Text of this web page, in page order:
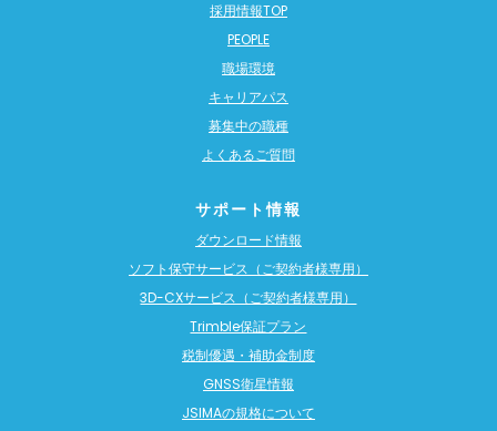
採用情報TOP
PEOPLE
職場環境
キャリアパス
募集中の職種
よくあるご質問
サポート情報
ダウンロード情報
ソフト保守サービス（ご契約者様専用）
3D-CXサービス（ご契約者様専用）
Trimble保証プラン
税制優遇・補助金制度
GNSS衛星情報
JSIMAの規格について